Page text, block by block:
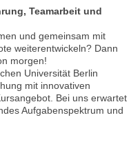
Teamarbeit und
und gemeinsam mit
weiterentwickeln? Dann
morgen!
Universität Berlin
mit innovativen
Bei uns erwartet
Aufgabenspektrum und